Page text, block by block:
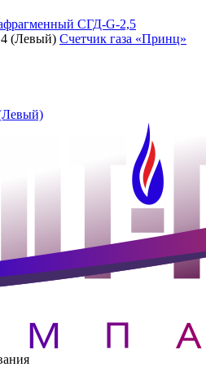
СГД-G-2,5
Счетчик газа «Принц»